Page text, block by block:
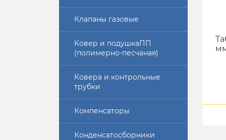
Клапаны газовые
Ковер и подушкаПП
(полимерно-песчаная)
Ковера и контрольные
трубки
Компенсаторы
Конденсатосборники